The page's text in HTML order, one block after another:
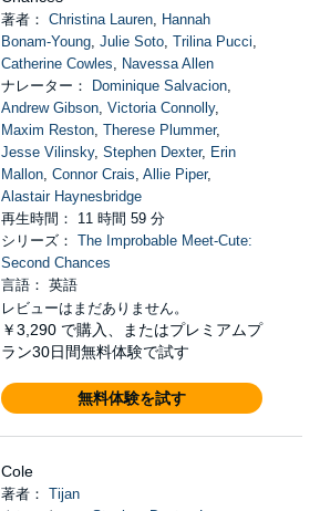
著者： Christina Lauren, Hannah
Bonam-Young, Julie Soto, Trilina Pucci,
Catherine Cowles, Navessa Allen
ナレーター：
Dominique Salvacion,
Andrew Gibson, Victoria Connolly,
Maxim Reston, Therese Plummer,
Jesse Vilinsky, Stephen Dexter, Erin
Mallon, Connor Crais, Allie Piper,
Alastair Haynesbridge
再生時間： 11 時間 59 分
シリーズ： The Improbable Meet-Cute:
Second Chances
言語： 英語
レビューはまだありません。
￥3,290 で購入、またはプレミアムプ
ラン30日間無料体験で試す
無料体験を試す
Cole
著者： Tijan